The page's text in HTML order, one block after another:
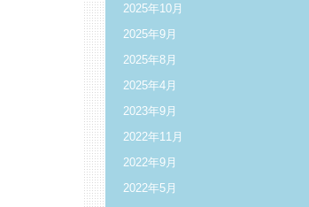
2025年10月
2025年9月
2025年8月
2025年4月
2023年9月
2022年11月
2022年9月
2022年5月